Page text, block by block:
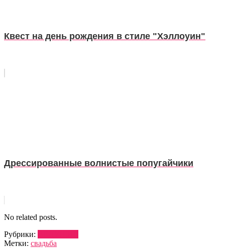
Квест на день рождения в стиле "Хэллоуин"
Дрессированные волнистые попугайчики
No related posts.
Рубрики:
Метки: свадьба